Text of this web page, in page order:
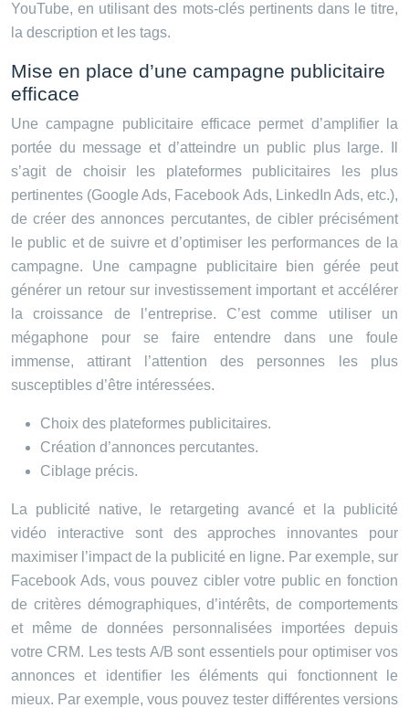
YouTube, en utilisant des mots-clés pertinents dans le titre,
la description et les tags.
Mise en place d’une campagne publicitaire
efficace
Une campagne publicitaire efficace permet d’amplifier la
portée du message et d’atteindre un public plus large. Il
s’agit de choisir les plateformes publicitaires les plus
pertinentes (Google Ads, Facebook Ads, LinkedIn Ads, etc.),
de créer des annonces percutantes, de cibler précisément
le public et de suivre et d’optimiser les performances de la
campagne. Une campagne publicitaire bien gérée peut
générer un retour sur investissement important et accélérer
la croissance de l’entreprise. C’est comme utiliser un
mégaphone pour se faire entendre dans une foule
immense, attirant l’attention des personnes les plus
susceptibles d’être intéressées.
Choix des plateformes publicitaires.
Création d’annonces percutantes.
Ciblage précis.
La publicité native, le retargeting avancé et la publicité
vidéo interactive sont des approches innovantes pour
maximiser l’impact de la publicité en ligne. Par exemple, sur
Facebook Ads, vous pouvez cibler votre public en fonction
de critères démographiques, d’intérêts, de comportements
et même de données personnalisées importées depuis
votre CRM. Les tests A/B sont essentiels pour optimiser vos
annonces et identifier les éléments qui fonctionnent le
mieux. Par exemple, vous pouvez tester différentes versions